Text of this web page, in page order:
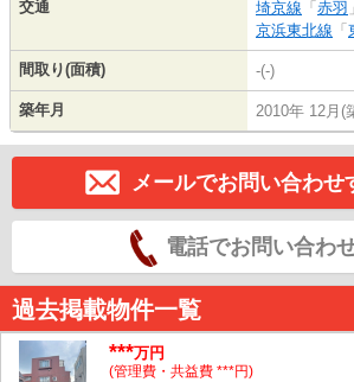
交通
埼京線 「 赤羽
京浜東北線 「
間取り(面積) -(-)
築年月 2010年 12月(
メールでお問い合わせ
電話でお問い合わ
過去掲載物件一覧
***万円
(管理費・共益費 ***円)